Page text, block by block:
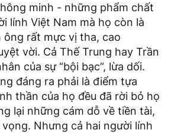
minh - những phẩm chất
lính Việt Nam mà họ còn là
ông rất mực vị tha, cao
vời. Cả Thế Trung hay Trần
của sự “bội bạc”, lừa dối.
đáng ra phải là điểm tựa
thần của họ đều đã rời bỏ họ
lại những cám dỗ về tiền tài,
Nhưng cả hai người lính